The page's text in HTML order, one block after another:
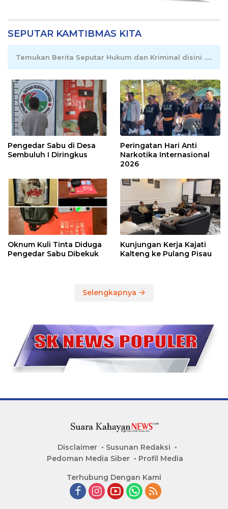
SEPUTAR KAMTIBMAS KITA
Temukan Berita Seputar Hukum dan Kriminal disini .....
Pengedar Sabu di Desa
Sembuluh I Diringkus
Peringatan Hari Anti
Narkotika Internasional
2026
Oknum Kuli Tinta Diduga
Pengedar Sabu Dibekuk
Kunjungan Kerja Kajati
Kalteng ke Pulang Pisau
Selengkapnya
Disclaimer
Susunan Redaksi
Pedoman Media Siber
Profil Media
Terhubung Dengan Kami